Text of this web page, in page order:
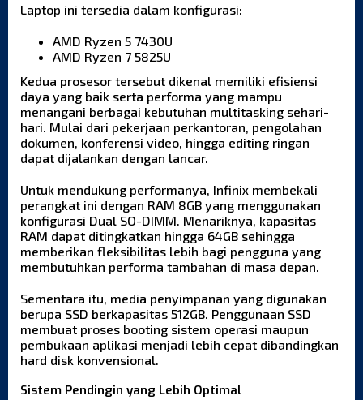
Laptop ini tersedia dalam konfigurasi:
AMD Ryzen 5 7430U
AMD Ryzen 7 5825U
Kedua prosesor tersebut dikenal memiliki efisiensi
daya yang baik serta performa yang mampu
menangani berbagai kebutuhan multitasking sehari-
hari. Mulai dari pekerjaan perkantoran, pengolahan
dokumen, konferensi video, hingga editing ringan
dapat dijalankan dengan lancar.
Untuk mendukung performanya, Infinix membekali
perangkat ini dengan RAM 8GB yang menggunakan
konfigurasi Dual SO-DIMM. Menariknya, kapasitas
RAM dapat ditingkatkan hingga 64GB sehingga
memberikan fleksibilitas lebih bagi pengguna yang
membutuhkan performa tambahan di masa depan.
Sementara itu, media penyimpanan yang digunakan
berupa SSD berkapasitas 512GB. Penggunaan SSD
membuat proses booting sistem operasi maupun
pembukaan aplikasi menjadi lebih cepat dibandingkan
hard disk konvensional.
Sistem Pendingin yang Lebih Optimal